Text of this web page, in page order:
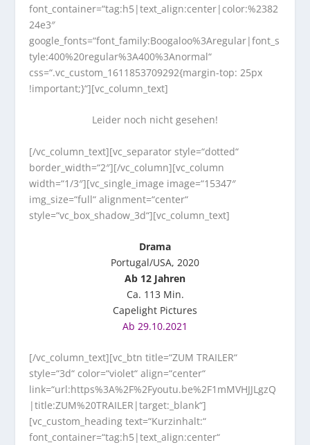
font_container=“tag:h5|text_align:center|color:%2382
24e3″
google_fonts=“font_family:Boogaloo%3Aregular|font_s
tyle:400%20regular%3A400%3Anormal“
css=“.vc_custom_1611853709292{margin-top: 25px
!important;}“][vc_column_text]
Leider noch nicht gesehen!
[/vc_column_text][vc_separator style=“dotted“
border_width=“2″][/vc_column][vc_column
width=“1/3″][vc_single_image image=“15347″
img_size=“full“ alignment=“center“
style=“vc_box_shadow_3d“][vc_column_text]
Drama
Portugal/USA, 2020
Ab 12 Jahren
Ca. 113 Min.
Capelight Pictures
Ab 29.10.2021
[/vc_column_text][vc_btn title=“ZUM TRAILER“
style=“3d“ color=“violet“ align=“center“
link=“url:https%3A%2F%2Fyoutu.be%2F1mMVHJJLgzQ
|title:ZUM%20TRAILER|target:_blank“]
[vc_custom_heading text=“Kurzinhalt:“
font_container=“tag:h5|text_align:center“